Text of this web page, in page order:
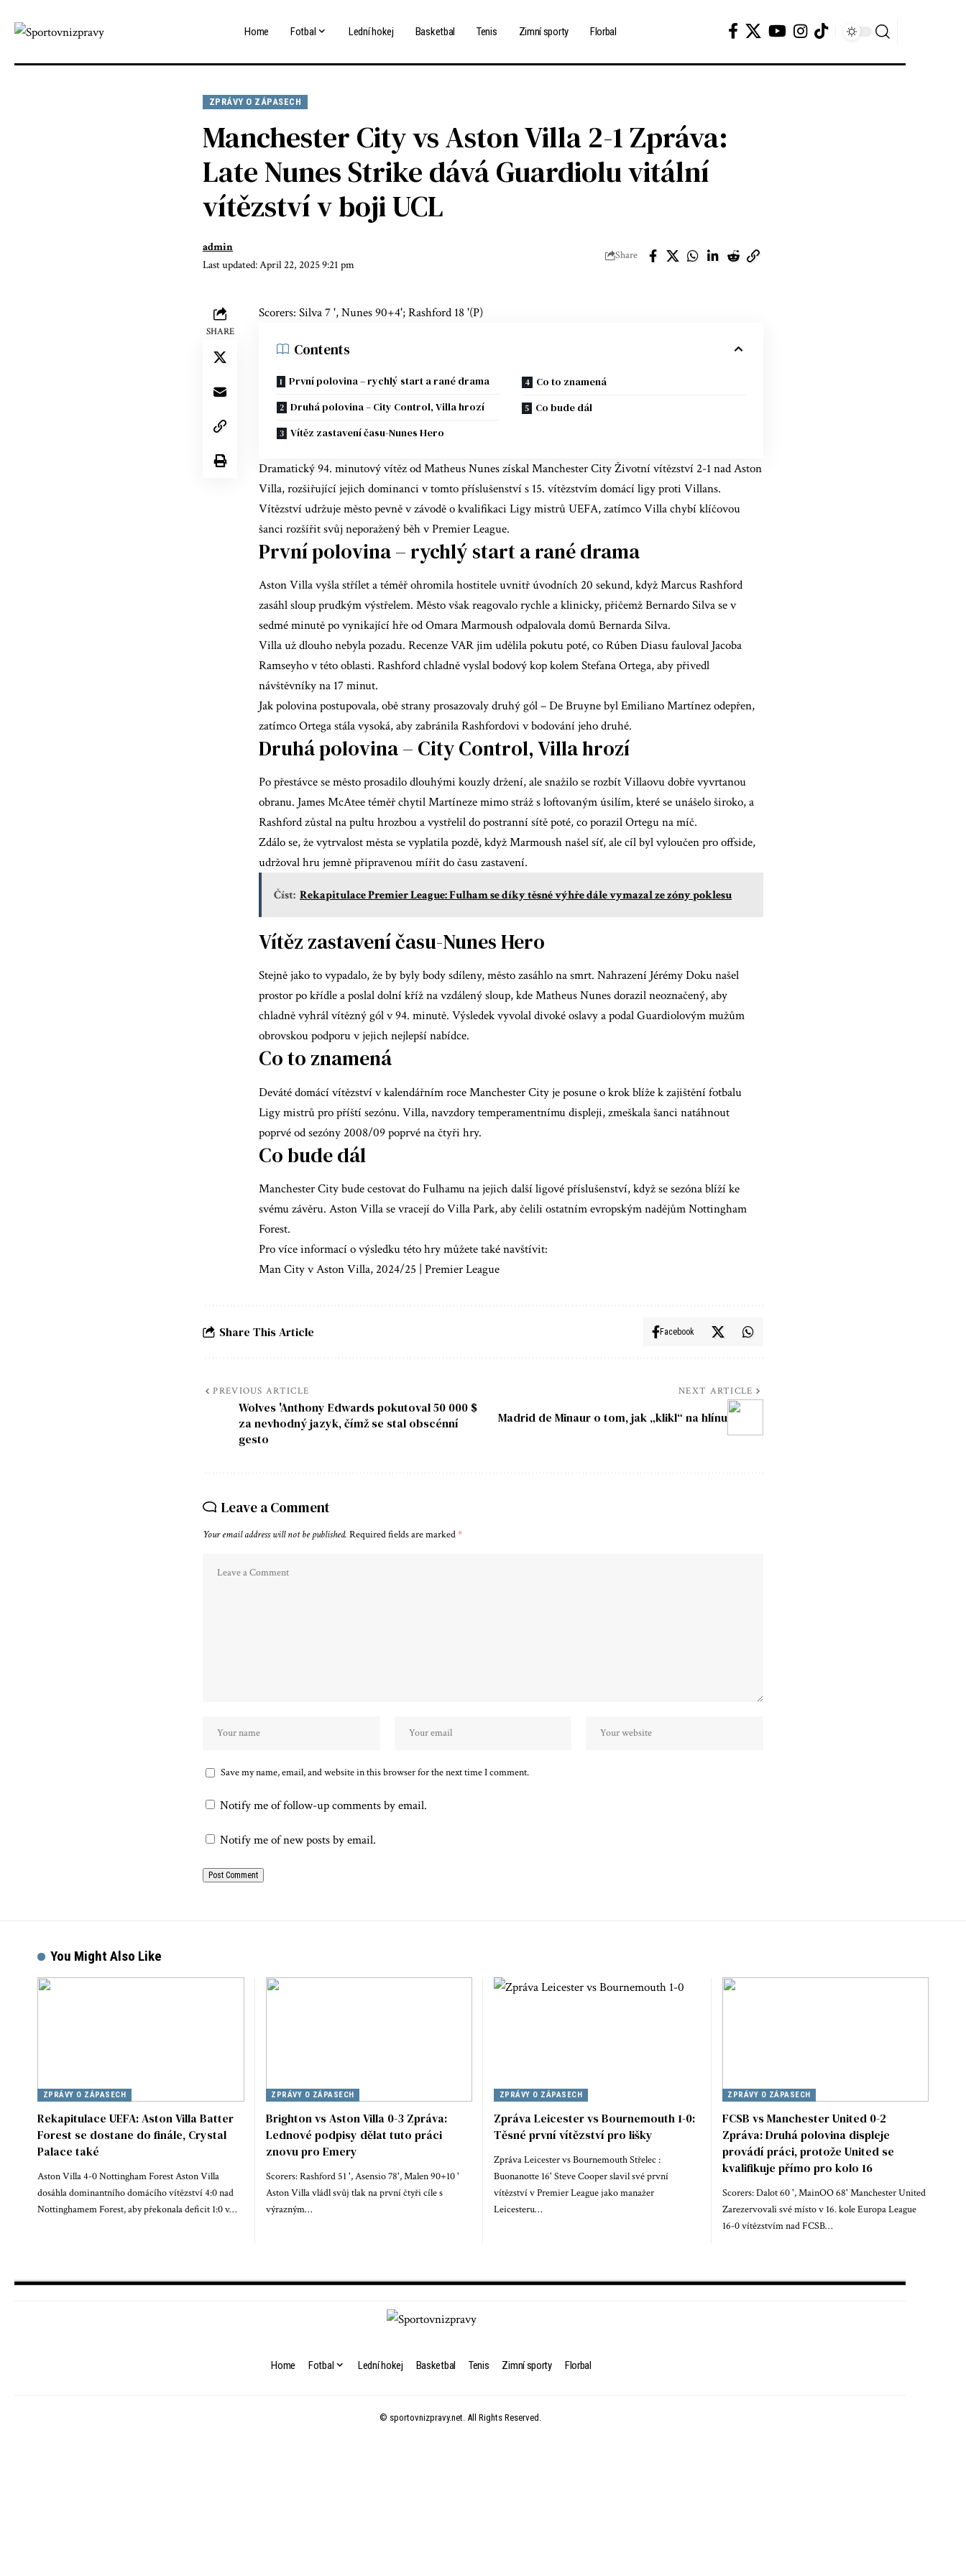
Home Fotbal Lední hokej Basketbal Tenis Zimní sporty Florbal
ZPRÁVY O ZÁPASECH
Manchester City vs Aston Villa 2-1 Zpráva:
Late Nunes Strike dává Guardiolu vitální
vítězství v boji UCL
Last updated: April 22, 2025 9:21 pm
admin
Share
SHARE
Scorers: Silva 7 ', Nunes 90+4'; Rashford 18 '(P)
Contents
První polovina – rychlý start a rané drama
Druhá polovina – City Control, Villa hrozí
Vítěz zastavení času-Nunes Hero
Co to znamená
Co bude dál
Dramatický 94. minutový vítěz od Matheus Nunes získalManchester CityŽivotní vítězství 2-1 nad Aston
Villa, rozšiřující jejich dominanci v tomto příslušenství s 15. vítězstvím domácí ligy proti Villans.
Vítězství udržuje město pevně v závodě o kvalifikaci Ligy mistrů UEFA, zatímco Villa chybí klíčovou
šanci rozšířit svůj neporažený běh v Premier League.
První polovina – rychlý start a rané drama
Aston Villa vyšla střílet a téměř ohromila hostitele uvnitř úvodních 20 sekund, když Marcus Rashford
zasáhl sloup prudkým výstřelem. Město však reagovalo rychle a klinicky, přičemž Bernardo Silva se v
sedmé minutě po vynikající hře od Omara Marmoush odpalovala domů Bernarda Silva.
Villa už dlouho nebyla pozadu. Recenze VAR jim udělila pokutu poté, co Rúben Diasu fauloval Jacoba
Ramseyho v této oblasti. Rashford chladně vyslal bodový kop kolem Stefana Ortega, aby přivedl
návštěvníky na 17 minut.
Jak polovina postupovala, obě strany prosazovaly druhý gól – De Bruyne byl Emiliano Martínez odepřen,
zatímco Ortega stála vysoká, aby zabránila Rashfordovi v bodování jeho druhé.
Druhá polovina – City Control, Villa hrozí
Po přestávce se město prosadilo dlouhými kouzly držení, ale snažilo se rozbít Villaovu dobře vyvrtanou
obranu. James McAtee téměř chytil Martíneze mimo stráž s loftovaným úsilím, které se unášelo široko, a
Rashford zůstal na pultu hrozbou a vystřelil do postranní sítě poté, co porazil Ortegu na míč.
Zdálo se, že vytrvalost města se vyplatila pozdě, když Marmoush našel síť, ale cíl byl vyloučen pro offside,
udržoval hru jemně připravenou mířit do času zastavení.
Číst: Rekapitulace Premier League: Fulham se díky těsné výhře dále vymazal ze zóny poklesu
Vítěz zastavení času-Nunes Hero
Stejně jako to vypadalo, že by byly body sdíleny, město zasáhlo na smrt. Nahrazení Jérémy Doku našel
prostor po křídle a poslal dolní kříž na vzdálený sloup, kde Matheus Nunes dorazil neoznačený, aby
chladně vyhrál vítězný gól v 94. minutě. Výsledek vyvolal divoké oslavy a podal Guardiolovým mužům
obrovskou podporu v jejich nejlepší nabídce.
Co to znamená
Deváté domácí vítězství v kalendářním roce Manchester City je posune o krok blíže k zajištění fotbalu
Ligy mistrů pro příští sezónu. Villa, navzdory temperamentnímu displeji, zmeškala šanci natáhnout
poprvé od sezóny 2008/09 poprvé na čtyři hry.
Co bude dál
Manchester City bude cestovat do Fulhamu na jejich další ligové příslušenství, když se sezóna blíží ke
svému závěru. Aston Villa se vracejí do Villa Park, aby čelili ostatním evropským nadějům Nottingham
Forest.
Pro více informací o výsledku této hry můžete také navštívit:
Man City v Aston Villa, 2024/25 | Premier League
Share This Article Facebook
PREVIOUS ARTICLE
Wolves 'Anthony Edwards pokutoval 50 000 $
za nevhodný jazyk, čímž se stal obscénní
gesto
NEXT ARTICLE
Madrid de Minaur o tom, jak „klikl“ na hlínu
Leave a Comment
Your email address will not be published. Required fields are marked*
Save my name, email, and website in this browser for the next time I comment.
Notify me of follow-up comments by email.
Notify me of new posts by email.
You Might Also Like
ZPRÁVY O ZÁPASECH
Rekapitulace UEFA: Aston Villa Batter
Forest se dostane do finále, Crystal
Palace také
Aston Villa 4-0 Nottingham Forest Aston Villa
dosáhla dominantního domácího vítězství 4:0 nad
Nottinghamem Forest, aby překonala deficit 1:0 v…
ZPRÁVY O ZÁPASECH
Brighton vs Aston Villa 0-3 Zpráva:
Lednové podpisy dělat tuto práci
znovu pro Emery
Scorers: Rashford 51 ', Asensio 78', Malen 90+10 '
Aston Villa vládl svůj tlak na první čtyři cíle s
výrazným…
ZPRÁVY O ZÁPASECH
Zpráva Leicester vs Bournemouth 1-0:
Těsné první vítězství pro lišky
Zpráva Leicester vs Bournemouth Střelec :
Buonanotte 16' Steve Cooper slavil své první
vítězství v Premier League jako manažer
Leicesteru…
ZPRÁVY O ZÁPASECH
FCSB vs Manchester United 0-2
Zpráva: Druhá polovina displeje
provádí práci, protože United se
kvalifikuje přímo pro kolo 16
Scorers: Dalot 60 ', MainOO 68' Manchester United
Zarezervovali své místo v 16. kole Europa League
16-0 vítězstvím nad FCSB…
Home Fotbal Lední hokej Basketbal Tenis Zimní sporty Florbal
© sportovnizpravy.net. All Rights Reserved.